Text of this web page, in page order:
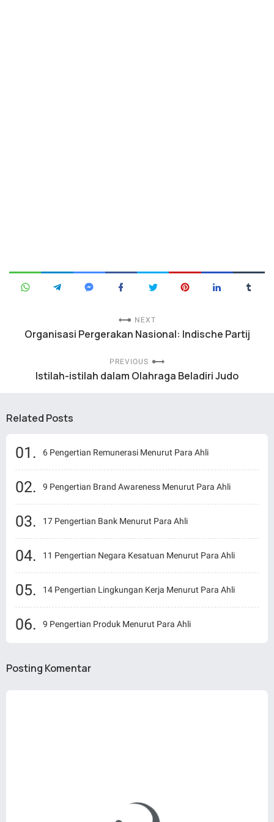
NEXT
Organisasi Pergerakan Nasional: Indische Partij
PREVIOUS
Istilah-istilah dalam Olahraga Beladiri Judo
Related Posts
6 Pengertian Remunerasi Menurut Para Ahli
9 Pengertian Brand Awareness Menurut Para Ahli
17 Pengertian Bank Menurut Para Ahli
11 Pengertian Negara Kesatuan Menurut Para Ahli
14 Pengertian Lingkungan Kerja Menurut Para Ahli
9 Pengertian Produk Menurut Para Ahli
Posting Komentar